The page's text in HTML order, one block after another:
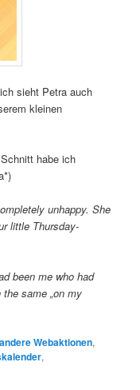
sieht Petra auch
kleinen
habe ich
unhappy. She
little Thursday-
been me who had
same „on my
Webaktionen,
,